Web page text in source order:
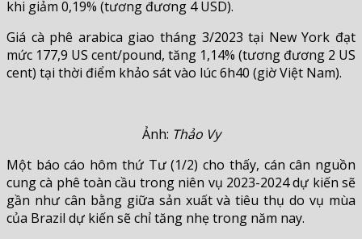
khi giảm 0,19% (tương đương 4 USD).
Giá cà phê arabica giao tháng 3/2023 tại New York đạt
mức 177,9 US cent/pound, tăng 1,14% (tương đương 2 US
cent) tại thời điểm khảo sát vào lúc 6h40 (giờ Việt Nam).
Ảnh: Thảo Vy
Một báo cáo hôm thứ Tư (1/2) cho thấy, cán cân nguồn
cung cà phê toàn cầu trong niên vụ 2023-2024 dự kiến ​​sẽ
gần như cân bằng giữa sản xuất và tiêu thụ do vụ mùa
của Brazil dự kiến sẽ chỉ tăng nhẹ trong năm nay.